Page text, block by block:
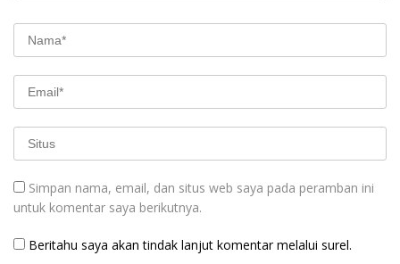
Simpan nama, email, dan situs web saya pada peramban ini
untuk komentar saya berikutnya.
Beritahu saya akan tindak lanjut komentar melalui surel.